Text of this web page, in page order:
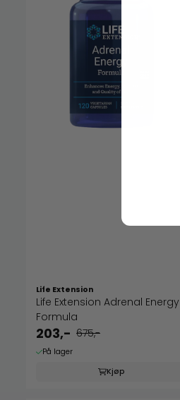
Life Extension
Life Extension Adrenal Energy
Formula
203,- 675,-
På lager
Kjøp